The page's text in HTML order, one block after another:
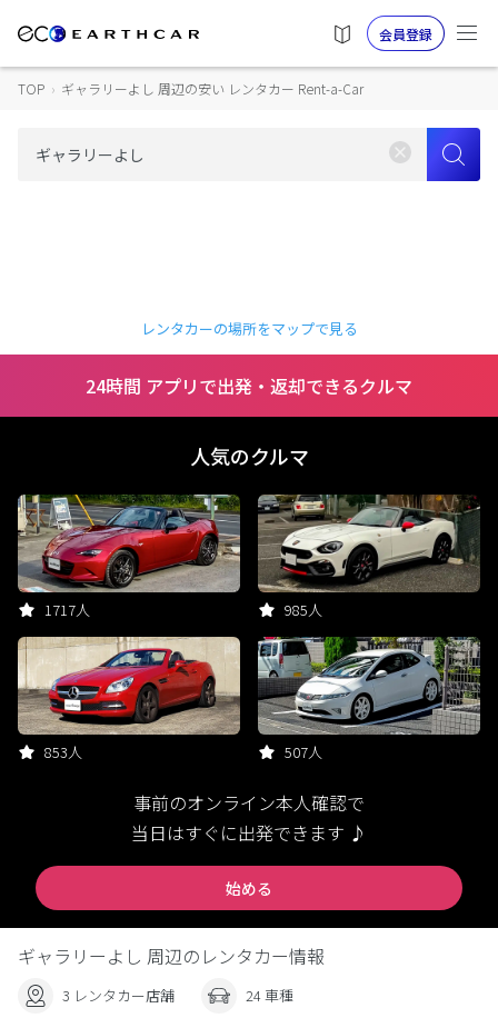
会員登録
TOP › ギャラリーよし 周辺の安い レンタカー Rent-a-Car
レンタカーの場所をマップで見る
24時間 アプリで出発・返却できるクルマ
人気のクルマ
1717人 985人
853人 507人
事前のオンライン本人確認で
当日はすぐに出発できます ♪
始める
ギャラリーよし 周辺のレンタカー情報
3 レンタカー店舗 24 車種